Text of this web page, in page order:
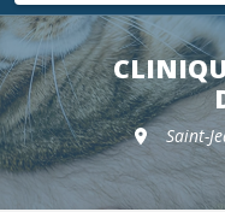
Saint-